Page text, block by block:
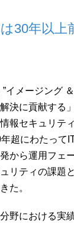
30年以上
イメージング
決に貢献する
報セキュリテ
超にわたって
から運用フェ
リティの課題
た。
野における実